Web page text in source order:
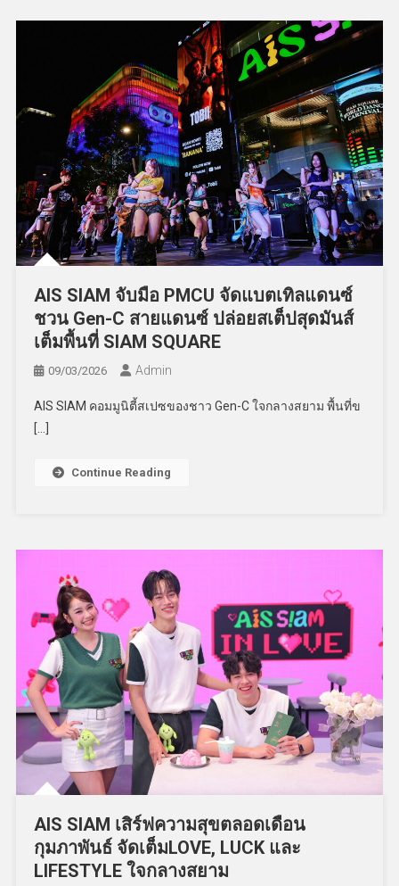
AIS SIAM จับมือ PMCU จัดแบตเทิลแดนซ์
ชวน Gen-C สายแดนซ์ ปล่อยสเต็ปสุดมันส์
เต็มพื้นที่ SIAM SQUARE
09/03/2026 Admin
AIS SIAM คอมมูนิตี้สเปซของชาว Gen-C ใจกลางสยาม พื้นที่ข
[…]
Continue Reading
AIS SIAM เสิร์ฟความสุขตลอดเดือน
กุมภาพันธ์ จัดเต็มLOVE, LUCK และ
LIFESTYLE ใจกลางสยาม